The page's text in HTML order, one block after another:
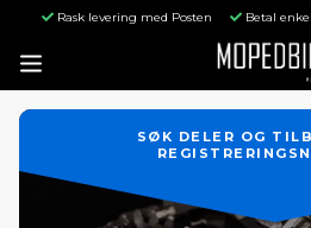
Rask levering med Posten Betal
SØK DELER OG